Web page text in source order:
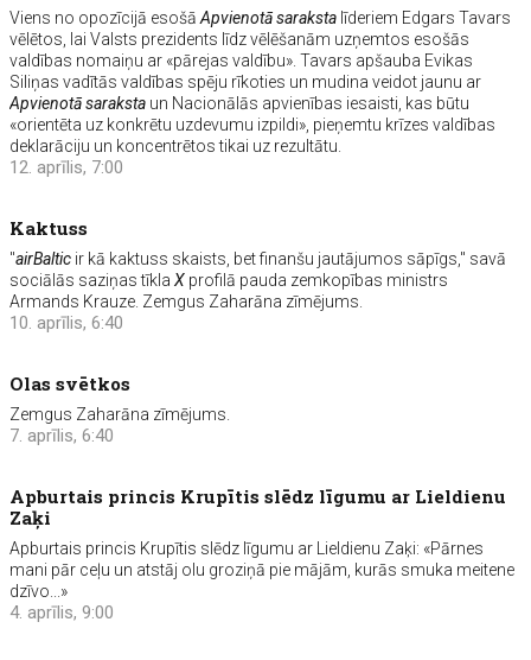
Viens no opozīcijā esošāApvienotā saraksta līderiem Edgars Tavars
vēlētos, lai Valsts prezidents līdz vēlēšanām uzņemtos esošās
valdības nomaiņu ar «pārejas valdību». Tavars apšauba Evikas
Siliņas vadītās valdības spēju rīkoties un mudina veidot jaunu ar
Apvienotā saraksta un Nacionālās apvienības iesaisti, kas būtu
«orientēta uz konkrētu uzdevumu izpildi», pieņemtu krīzes valdības
deklarāciju un koncentrētos tikai uz rezultātu.
12. aprīlis, 7:00
Kaktuss
"airBaltic ir kā kaktuss skaists, bet finanšu jautājumos sāpīgs," savā
sociālās saziņas tīklaX profilā pauda zemkopības ministrs
Armands Krauze. Zemgus Zaharāna zīmējums.
10. aprīlis, 6:40
Olas svētkos
Zemgus Zaharāna zīmējums.
7. aprīlis, 6:40
Apburtais princis Krupītis slēdz līgumu ar Lieldienu
Zaķi
Apburtais princis Krupītis slēdz līgumu ar Lieldienu Zaķi: «Pārnes
mani pār ceļu un atstāj olu groziņā pie mājām, kurās smuka meitene
dzīvo...»
4. aprīlis, 9:00